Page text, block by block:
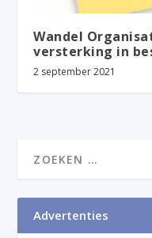
Wandel
versterking in
2 september 2021
Advertenties